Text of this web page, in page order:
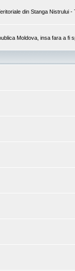
din Stanga Nistrului -
Moldova, insa fara a fi